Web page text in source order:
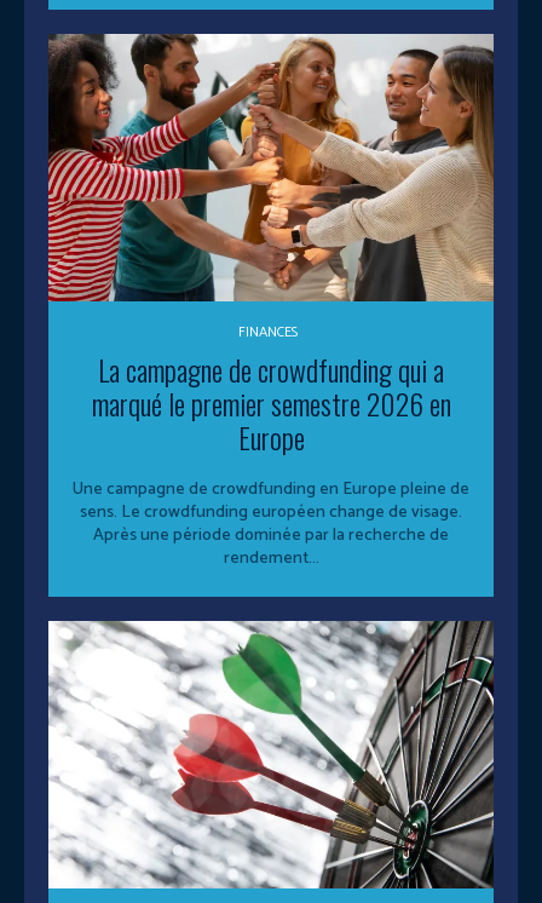
FINANCES
La campagne de crowdfunding qui a
marqué le premier semestre 2026 en
Europe
Une campagne de crowdfunding en Europe pleine de
sens. Le crowdfunding européen change de visage.
Après une période dominée par la recherche de
rendement...